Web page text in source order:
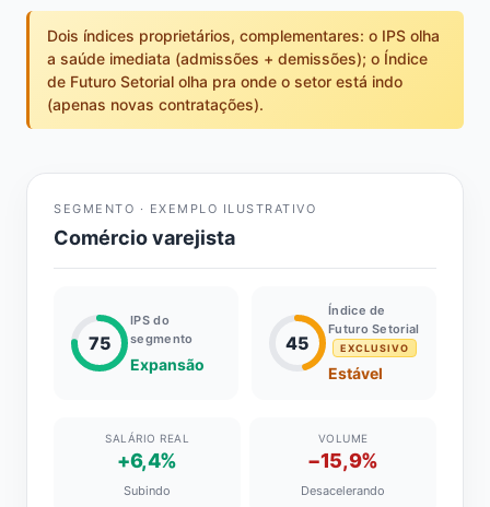
Dois índices proprietários, complementares: o IPS olha
a saúde imediata (admissões + demissões); o Índice
de Futuro Setorial olha pra onde o setor está indo
(apenas novas contratações).
SEGMENTO · EXEMPLO ILUSTRATIVO
Comércio varejista
75
IPS do
segmento
Expansão
45
Índice de
Futuro Setorial
EXCLUSIVO
Estável
SALÁRIO REAL
+6,4%
Subindo
VOLUME
−15,9%
Desacelerando